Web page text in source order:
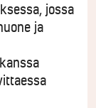
jossa
ja